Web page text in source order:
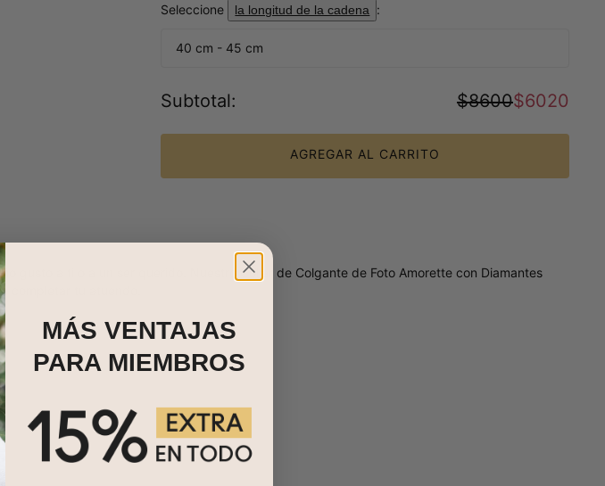
Seleccione la longitud de la cadena :
40 cm - 45 cm
Subtotal: $8600$6020
AGREGAR AL CARRITO
gusto a ti o a un ser querido. Nuestro Collar de Colgante de Foto Amorette con Diamantes
completar tu atuendo.
MÁS VENTAJAS
PARA MIEMBROS